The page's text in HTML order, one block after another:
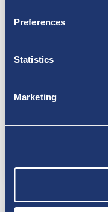
Preferences
Statistics
Marketing
zrobić?
Jak mogę śledzić
Czy mogę